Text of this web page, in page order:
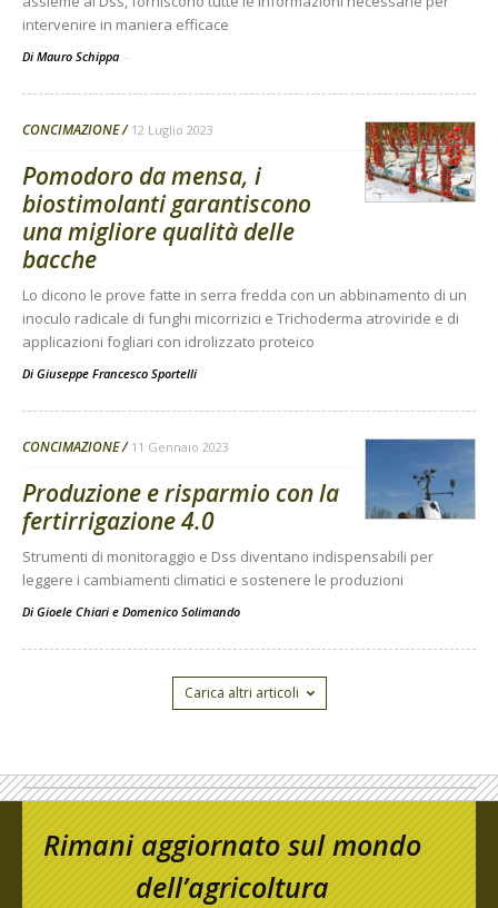
intervenire in maniera efficace
Di Mauro Schippa -
CONCIMAZIONE 12 Luglio 2023
Pomodoro da mensa, i
biostimolanti garantiscono
una migliore qualità delle
bacche
Lo dicono le prove fatte in serra fredda con un abbinamento di un
inoculo radicale di funghi micorrizici e Trichoderma atroviride e di
applicazioni fogliari con idrolizzato proteico
Di Giuseppe Francesco Sportelli
CONCIMAZIONE 11 Gennaio 2023
Produzione e risparmio con la
fertirrigazione 4.0
Strumenti di monitoraggio e Dss diventano indispensabili per
leggere i cambiamenti climatici e sostenere le produzioni
Di Gioele Chiari e Domenico Solimando
Carica altri articoli
Rimani aggiornato sul mondo
dell’agricoltura